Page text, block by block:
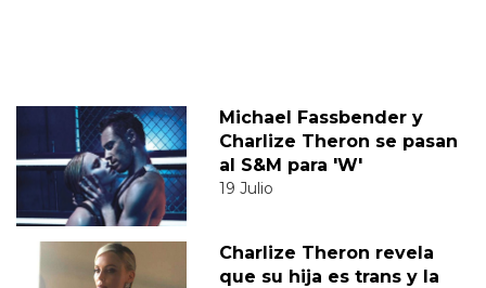
Michael Fassbender y
Charlize Theron se pasan
al S&M para 'W'
19 Julio
Charlize Theron revela
que su hija es trans y la